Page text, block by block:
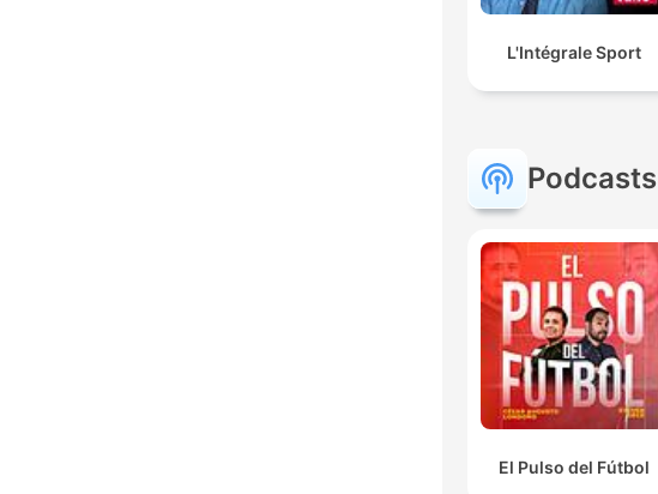
L'Intégrale Sport
El Pulso del Fútbol